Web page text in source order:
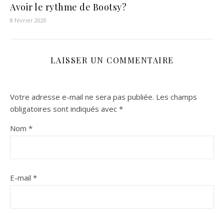
Avoir le rythme de Bootsy?
8 février 2020
LAISSER UN COMMENTAIRE
Votre adresse e-mail ne sera pas publiée. Les champs
obligatoires sont indiqués avec *
Nom *
E-mail *